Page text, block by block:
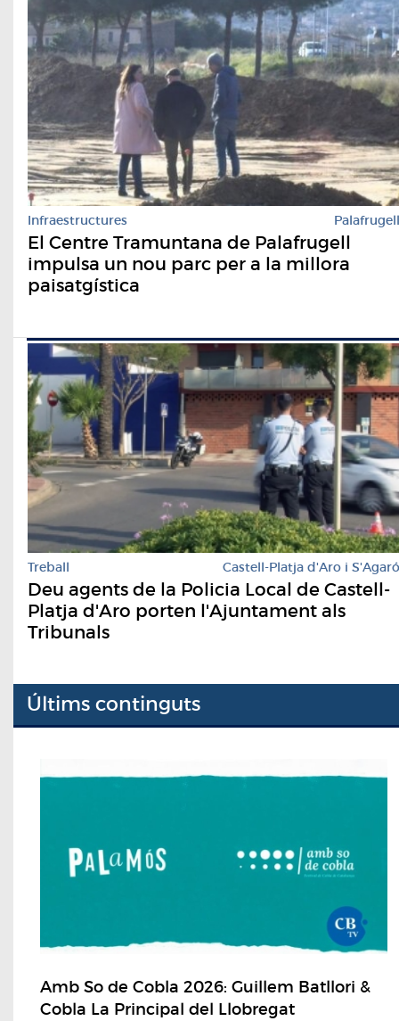
Infraestructures Palafrugell
El Centre Tramuntana de Palafrugell
impulsa un nou parc per a la millora
paisatgística
Treball Castell-Platja d'Aro i S'Agaró
Deu agents de la Policia Local de Castell-
Platja d'Aro porten l'Ajuntament als
Tribunals
Últims continguts
Amb So de Cobla 2026: Guillem Batllori &
Cobla La Principal del Llobregat